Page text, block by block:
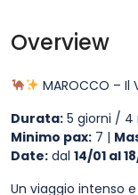
Overview
MAROCCO –
Durata: 5 giorni / 4
Minimo pax: 7 |
Date: dal 14/01 al
Un viaggio intenso